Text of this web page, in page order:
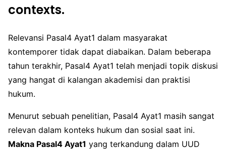
contexts.
Relevansi Pasal4 Ayat1 dalam masyarakat
kontemporer tidak dapat diabaikan. Dalam beberapa
tahun terakhir, Pasal4 Ayat1 telah menjadi topik diskusi
yang hangat di kalangan akademisi dan praktisi
hukum.
Menurut sebuah penelitian, Pasal4 Ayat1 masih sangat
relevan dalam konteks hukum dan sosial saat ini.
Makna Pasal4 Ayat1 yang terkandung dalam UUD